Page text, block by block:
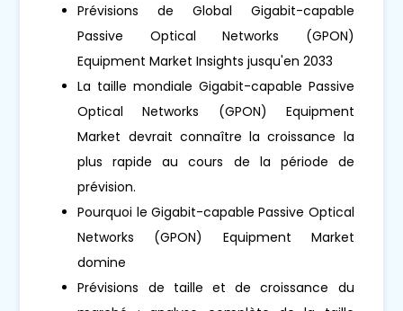
Prévisions de Global Gigabit-capable
Passive Optical Networks (GPON)
Equipment Market Insights jusqu'en 2033
La taille mondiale Gigabit-capable Passive
Optical Networks (GPON) Equipment
Market devrait connaître la croissance la
plus rapide au cours de la période de
prévision.
Pourquoi le Gigabit-capable Passive Optical
Networks (GPON) Equipment Market
domine
Prévisions de taille et de croissance du